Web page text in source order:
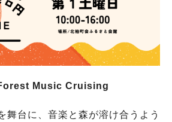
Music Cruising
舞台に、音楽と森が溶け合うよう